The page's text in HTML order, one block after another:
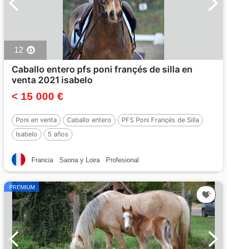
12
Caballo entero pfs poni françés de silla en
venta 2021 isabelo
< 15 000 €
Poni en venta Caballo entero
PFS Poni Françés de Silla
Isabelo
5 años
Francia Saona y Loira Profesional
PREMIUM